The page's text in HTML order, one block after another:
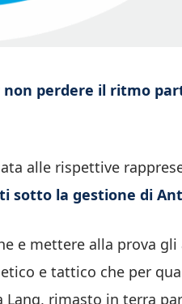
non perdere il ritmo
alle rispettive
sotto la gestione di
e mettere alla prova gli
e tattico che per
rimasto in terra